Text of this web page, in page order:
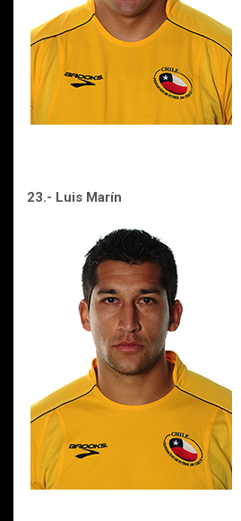
23.- Luis Marín